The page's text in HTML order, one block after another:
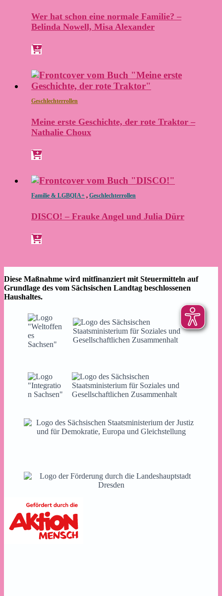
Wer hat schon eine normale Familie? –
Belinda Nowell, Misa Alexander
Geschlechterrollen
Meine erste Geschichte, der rote Traktor –
Nathalie Choux
Familie & LGBQIA+ , Geschlechterrollen
DISCO! – Frauke Angel und Julia Dürr
Diese Maßnahme wird mitfinanziert mit Steuermitteln auf
Grundlage des vom Sächsischen Landtag beschlossenen
Haushaltes.